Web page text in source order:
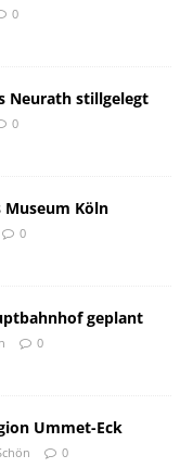
0
Neurath stillgelegt
0
Museum Köln
0
geplant
0
Ummet-Eck
0